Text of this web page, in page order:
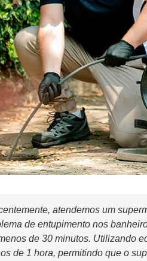
atendemos um
de entupimento nos
de 30 minutos. Utilizando
de 1 hora, permitindo que o